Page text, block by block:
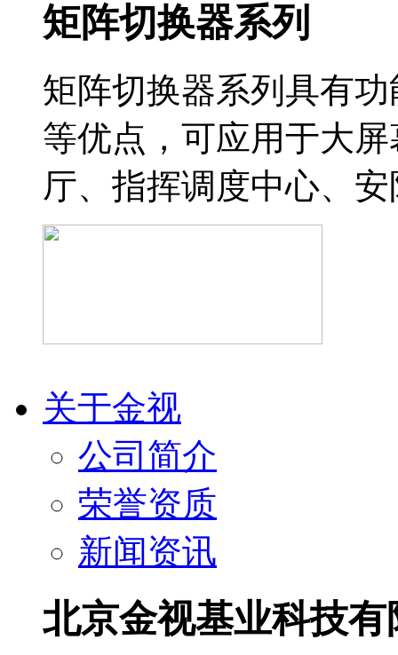
矩阵切换器系列
矩阵切换器系列具有
等优点，可应用于大
厅、指挥调度中心、
关于金视
公司简介
荣誉资质
新闻资讯
北京金视基业科技有